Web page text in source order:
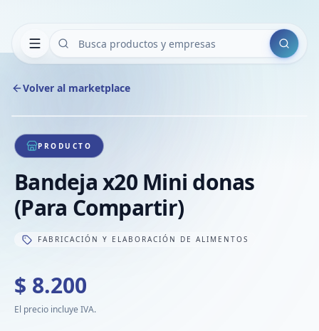
Buscar
Volver al marketplace
1/1
PRODUCTO
Bandeja x20 Mini donas
(Para Compartir)
FABRICACIÓN Y ELABORACIÓN DE ALIMENTOS
$ 8.200
El precio incluye IVA.